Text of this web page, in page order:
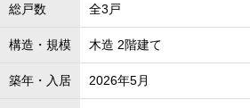
総戸数 全3戸
構造・規模 木造 2階建て
築年・入居 2026年5月